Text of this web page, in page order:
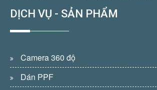
DỊCH VỤ - SẢN PHẨM
Camera 360 độ
Dán PPF